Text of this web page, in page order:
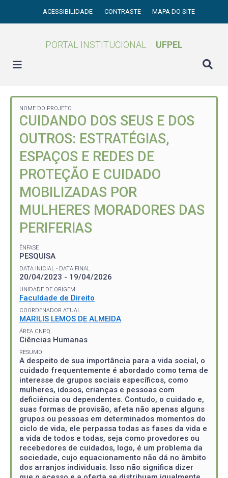
ACESSIBILIDADE CONTRASTE MAPA DO SITE
PORTAL INSTITUCIONAL UFPEL
NOME DO PROJETO
CUIDANDO DOS SEUS E DOS
OUTROS: ESTRATÉGIAS,
ESPAÇOS E REDES DE
PROTEÇÃO E CUIDADO
MOBILIZADAS POR
MULHERES MORADORES DAS
PERIFERIAS
ÊNFASE
PESQUISA
DATA INICIAL - DATA FINAL
20/04/2023 - 19/04/2026
UNIDADE DE ORIGEM
Faculdade de Direito
COORDENADOR ATUAL
MARILIS LEMOS DE ALMEIDA
ÁREA CNPQ
Ciências Humanas
RESUMO
A despeito de sua importância para a vida social, o
cuidado frequentemente é abordado como tema de
interesse de grupos sociais específicos, como
mulheres, idosos, crianças e pessoas com
deficiência ou dependentes. Contudo, o cuidado e,
suas formas de provisão, afeta não apenas alguns
grupos ou pessoas em determinados momentos do
ciclo de vida, ele perpassa todas as fases da vida e
a vida de todos e todas, seja como provedores ou
recebedores de cuidados, logo, é um problema da
sociedade, cujo equacionamento não dá no âmbito
dos arranjos individuais. Isso não significa dizer